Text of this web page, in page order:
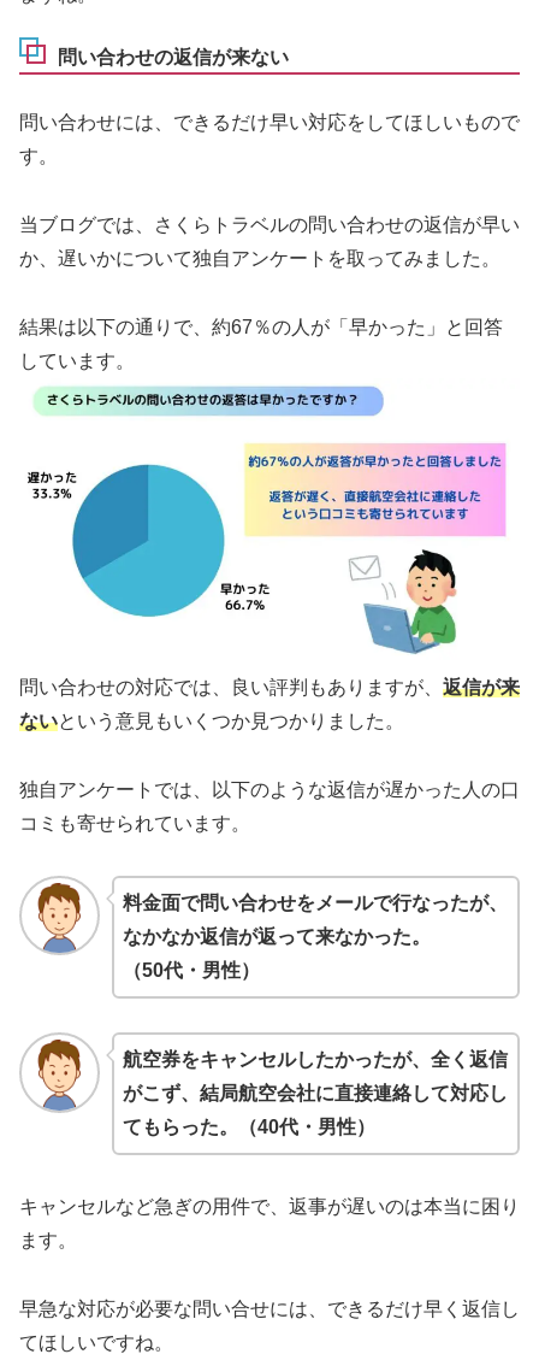
問い合わせの返信が来ない
問い合わせには、できるだけ早い対応をしてほしいもので
す。
当ブログでは、さくらトラベルの問い合わせの返信が早い
か、遅いかについて独自アンケートを取ってみました。
結果は以下の通りで、約67％の人が「早かった」と回答
しています。
問い合わせの対応では、良い評判もありますが、 返信が来
ないという意見もいくつか見つかりました。
独自アンケートでは、以下のような返信が遅かった人の口
コミも寄せられています。
料金面で問い合わせをメールで行なったが、
なかなか返信が返って来なかった。
（50代・男性）
航空券をキャンセルしたかったが、全く返信
がこず、結局航空会社に直接連絡して対応し
てもらった。（40代・男性）
キャンセルなど急ぎの用件で、返事が遅いのは本当に困り
ます。
早急な対応が必要な問い合せには、できるだけ早く返信し
てほしいですね。